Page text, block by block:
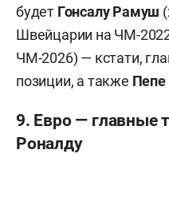
будет Гонсалу Рамуш
Швейцарии на ЧМ-
ЧМ-2026) — кстати,
позиции, а также Пепе
9. Евро — главные
Роналду